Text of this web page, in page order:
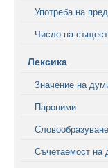
Употреба на
Число на
Лексика
Значение на
Пароними
Словообразуване
Съчетаемост на